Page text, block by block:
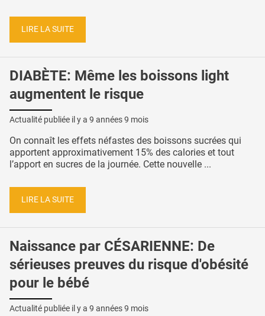
LIRE LA SUITE
DIABÈTE: Même les boissons light
augmentent le risque
Actualité publiée il y a 9 années 9 mois
On connaît les effets néfastes des boissons sucrées qui
apportent approximativement 15% des calories et tout
l’apport en sucres de la journée. Cette nouvelle ...
LIRE LA SUITE
Naissance par CÉSARIENNE: De
sérieuses preuves du risque d'obésité
pour le bébé
Actualité publiée il y a 9 années 9 mois